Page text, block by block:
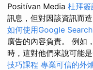
Positívan Media 杜拜簽
訊息，但對因該資訊而
如何使用Google
廣告的內容負責。 例如
時，這對他們來說可能
技巧課程 專業可信的外